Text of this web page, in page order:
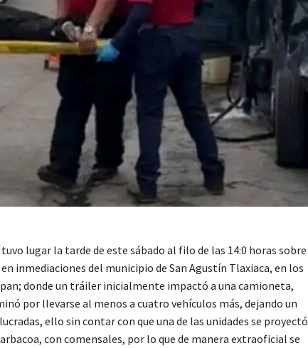
lugar la tarde de este sábado al filo de las 14:0 horas sobre
inmediaciones del municipio de San Agustín Tlaxiaca, en los
donde un tráiler inicialmente impactó a una camioneta,
por llevarse al menos a cuatro vehículos más, dejando un
ello sin contar con que una de las unidades se proyectó
con comensales, por lo que de manera extraoficial se